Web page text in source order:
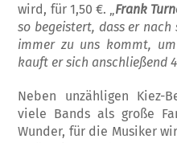
wird, für 1,50 €. „ Frank
so begeistert, dass er
immer zu uns kommt,
kauft er sich anschließend
Neben unzähligen Kiez-
viele Bands als große
Wunder, für die Musiker